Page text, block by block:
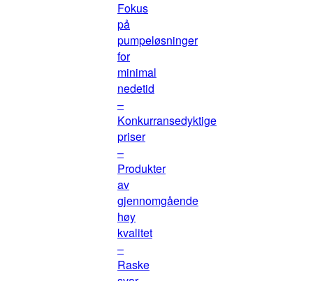
Fokus
på
pumpeløsninger
for
minimal
nedetid
–
Konkurransedyktige
priser
–
Produkter
av
gjennomgående
høy
kvalitet
–
Raske